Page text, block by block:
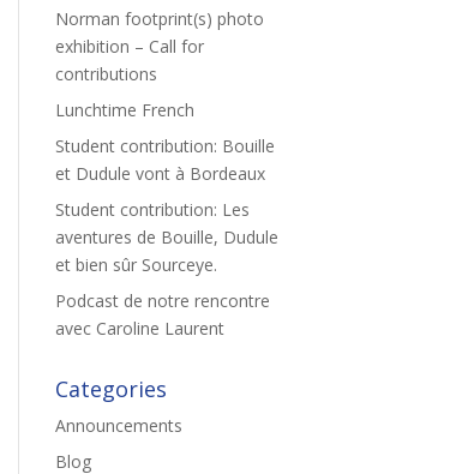
Norman footprint(s) photo
exhibition – Call for
contributions
Lunchtime French
Student contribution: Bouille
et Dudule vont à Bordeaux
Student contribution: Les
aventures de Bouille, Dudule
et bien sûr Sourceye.
Podcast de notre rencontre
avec Caroline Laurent
Categories
Announcements
Blog